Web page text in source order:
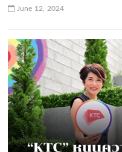
June 12, 2024